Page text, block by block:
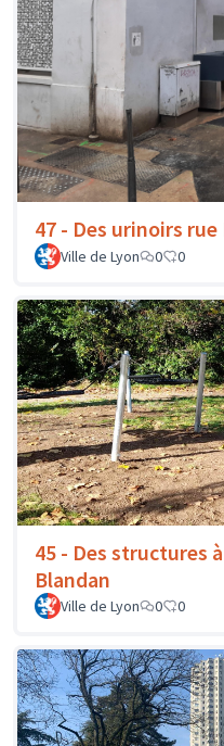
47 - Des urinoirs
Ville de Lyon
0 0
45 - Des structures
Blandan
Ville de Lyon 0 0